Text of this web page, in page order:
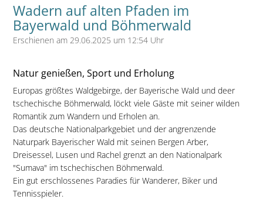
Wadern auf alten Pfaden im
Bayerwald und Böhmerwald
Erschienen am 29.06.2025 um 12:54 Uhr
Natur genießen, Sport und Erholung
Europas größtes Waldgebirge, der Bayerische Wald und deer
tschechische Böhmerwald, löckt viele Gäste mit seiner wilden
Romantik zum Wandern und Erholen an.
Das deutsche Nationalparkgebiet und der angrenzende
Naturpark Bayerischer Wald mit seinen Bergen Arber,
Dreisessel, Lusen und Rachel grenzt an den Nationalpark
"Sumava" im tschechischen Böhmerwald.
Ein gut erschlossenes Paradies für Wanderer, Biker und
Tennisspieler.